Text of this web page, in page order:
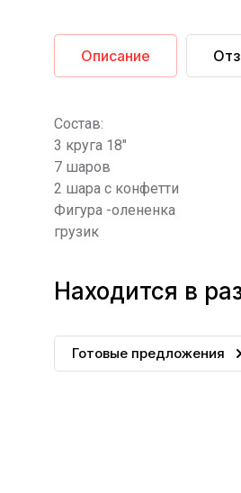
Описание
Состав:
3 круга 18"
7 шаров
2 шара с конфетти
Фигура -олененка
грузик
Находится в
Готовые предложения